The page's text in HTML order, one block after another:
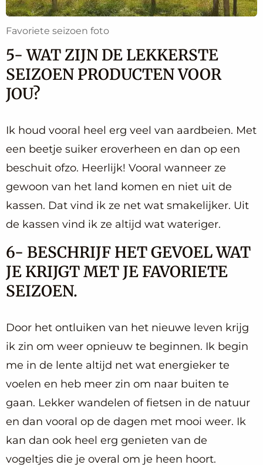
Favoriete seizoen foto
5- WAT ZIJN DE LEKKERSTE
SEIZOEN PRODUCTEN VOOR
JOU?
Ik houd vooral heel erg veel van aardbeien. Met
een beetje suiker eroverheen en dan op een
beschuit ofzo. Heerlijk! Vooral wanneer ze
gewoon van het land komen en niet uit de
kassen. Dat vind ik ze net wat smakelijker. Uit
de kassen vind ik ze altijd wat wateriger.
6- BESCHRIJF HET GEVOEL WAT
JE KRIJGT MET JE FAVORIETE
SEIZOEN.
Door het ontluiken van het nieuwe leven krijg
ik zin om weer opnieuw te beginnen. Ik begin
me in de lente altijd net wat energieker te
voelen en heb meer zin om naar buiten te
gaan. Lekker wandelen of fietsen in de natuur
en dan vooral op de dagen met mooi weer. Ik
kan dan ook heel erg genieten van de
vogeltjes die je overal om je heen hoort.